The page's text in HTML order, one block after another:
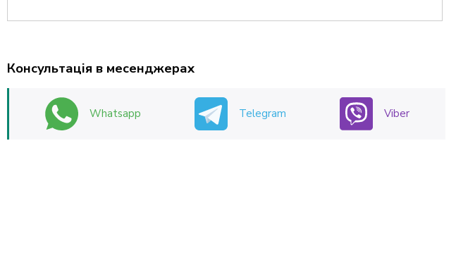
Консультація в месенджерах
Whatsapp Telegram Viber